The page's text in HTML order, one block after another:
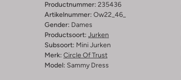
Productnummer: 235436
Artikelnummer: Ow22_46_
Gender: Dames
Productsoort: Jurken
Subsoort: Mini Jurken
Merk: Circle Of Trust
Model: Sammy Dress